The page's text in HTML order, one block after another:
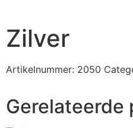
Zilver
Artikelnummer: 2050
Gerelateerde